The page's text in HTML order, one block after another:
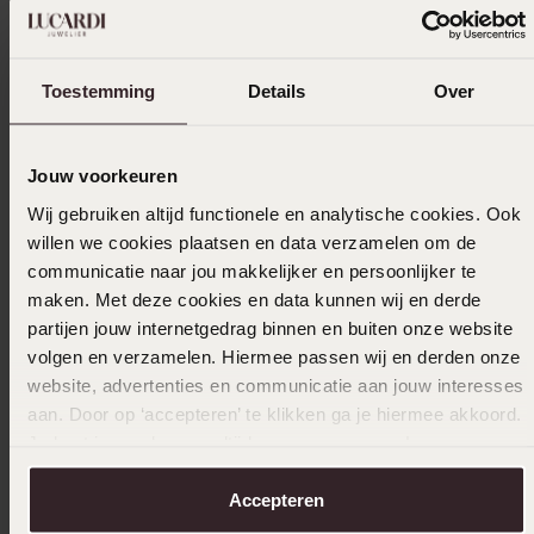
Toestemming Details Over
Jouw voorkeuren
Wij gebruiken altijd functionele en analytische cookies. Ook
willen we cookies plaatsen en data verzamelen om de
communicatie naar jou makkelijker en persoonlijker te
maken. Met deze cookies en data kunnen wij en derde
partijen jouw internetgedrag binnen en buiten onze website
volgen en verzamelen. Hiermee passen wij en derden onze
website, advertenties en communicatie aan jouw interesses
aan. Door op ‘accepteren’ te klikken ga je hiermee akkoord.
over in onscookiebeleid.
Accepteren
Uitverkocht